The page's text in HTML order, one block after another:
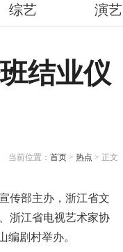
综艺 演艺
结业仪
当前位置： 首页 > 热点 > 正文
传部主办，浙江省文
浙江省电视艺术家协
编剧村举办。